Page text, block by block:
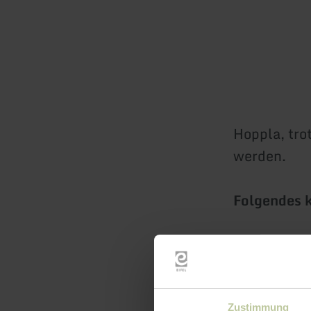
Zustimmung
Hoppla,
werden.
Folgendes
beim